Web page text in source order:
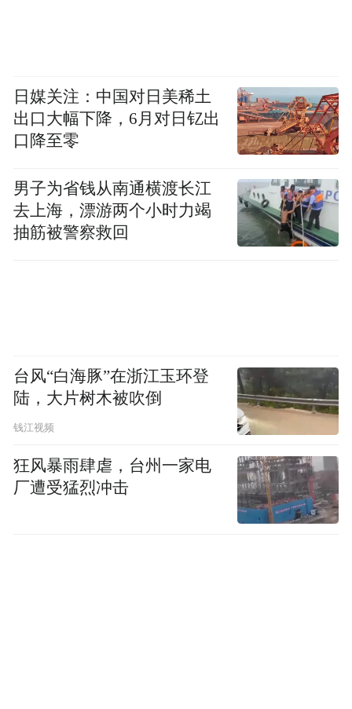
日媒关注：中国对日美稀土
出口大幅下降，6月对日钇出
口降至零
男子为省钱从南通横渡长江
去上海，漂游两个小时力竭
抽筋被警察救回
台风“白海豚”在浙江玉环登
陆，大片树木被吹倒
钱江视频
狂风暴雨肆虐，台州一家电
厂遭受猛烈冲击